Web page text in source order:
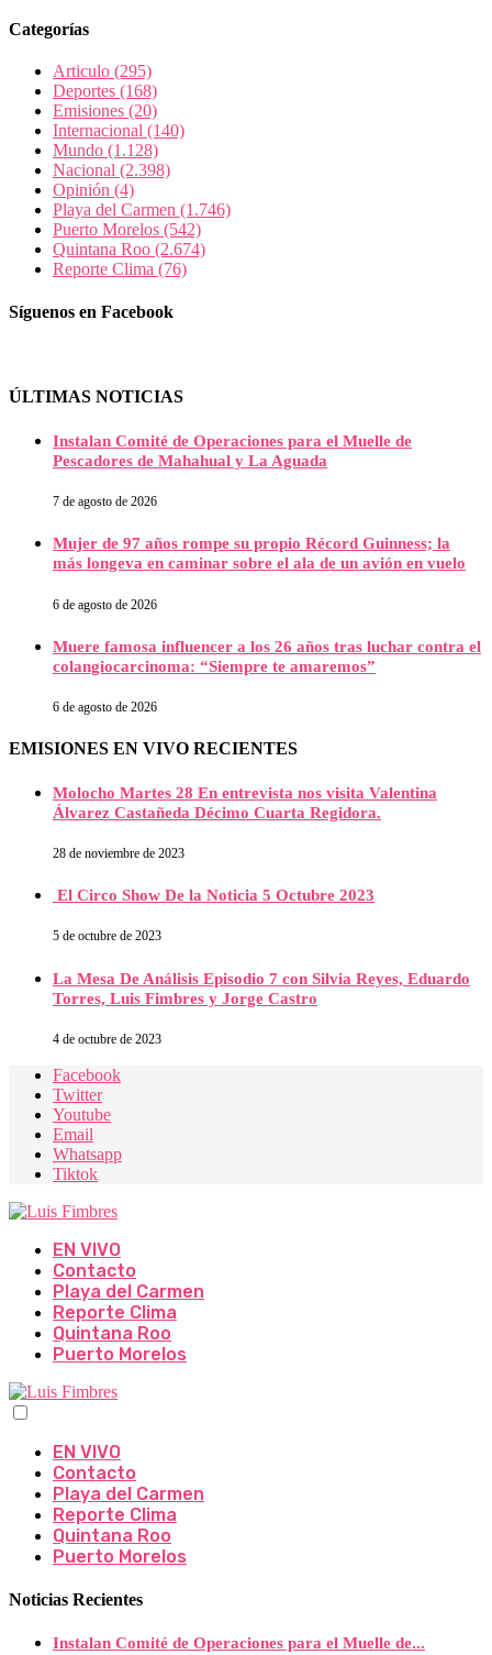
Categorías
Articulo (295)
Deportes (168)
Emisiones (20)
Internacional (140)
Mundo (1.128)
Nacional (2.398)
Opinión (4)
Playa del Carmen (1.746)
Puerto Morelos (542)
Quintana Roo (2.674)
Reporte Clima (76)
Síguenos en Facebook
ÚLTIMAS NOTICIAS
Instalan Comité de Operaciones para el Muelle de
Pescadores de Mahahual y La Aguada
7 de agosto de 2026
Mujer de 97 años rompe su propio Récord Guinness; la
más longeva en caminar sobre el ala de un avión en vuelo
6 de agosto de 2026
Muere famosa influencer a los 26 años tras luchar contra el
colangiocarcinoma: “Siempre te amaremos”
6 de agosto de 2026
EMISIONES EN VIVO RECIENTES
Molocho Martes 28 En entrevista nos visita Valentina
Álvarez Castañeda Décimo Cuarta Regidora.
28 de noviembre de 2023
El Circo Show De la Noticia 5 Octubre 2023
5 de octubre de 2023
La Mesa De Análisis Episodio 7 con Silvia Reyes, Eduardo
Torres, Luis Fimbres y Jorge Castro
4 de octubre de 2023
Facebook
Twitter
Youtube
Email
Whatsapp
Tiktok
EN VIVO
Contacto
Playa del Carmen
Reporte Clima
Quintana Roo
Puerto Morelos
EN VIVO
Contacto
Playa del Carmen
Reporte Clima
Quintana Roo
Puerto Morelos
Noticias Recientes
Instalan Comité de Operaciones para el Muelle de...